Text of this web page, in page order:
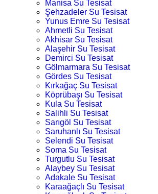
Manisa Su Tesisat
Şehzadeler Su Tesisat
Yunus Emre Su Tesisat
Ahmetli Su Tesisat
Akhisar Su Tesisat
Alaşehir Su Tesisat
Demirci Su Tesisat
Gölmarmara Su Tesisat
Gördes Su Tesisat
Kırkağaç Su Tesisat
Köprübaşı Su Tesisat
Kula Su Tesisat
Salihli Su Tesisat
Sarıgöl Su Tesisat
Saruhanlı Su Tesisat
Selendi Su Tesisat
Soma Su Tesisat
Turgutlu Su Tesisat
Alaybey Su Tesisat
Adakale Su Tesisat
Karaağaçlı Su Tesisat